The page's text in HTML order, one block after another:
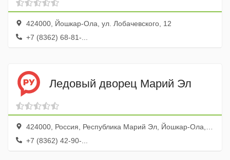
424000, Йошкар-Ола, ул. Лобачевского, 12
+7 (8362) 68-81-...
Ледовый дворец Марий Эл
424000, Россия, Республика Марий Эл, Йошкар-Ола, улица Карла Маркса, 105А
+7 (8362) 42-90-...